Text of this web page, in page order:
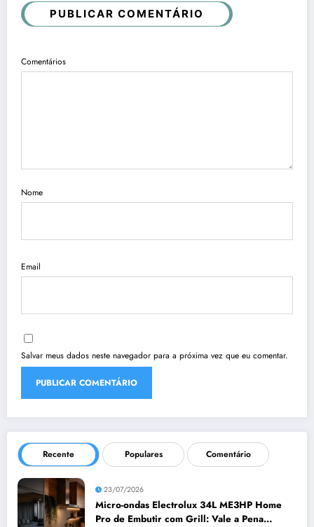
PUBLICAR COMENTÁRIO
Comentários
Nome
Email
Salvar meus dados neste navegador para a próxima vez que eu comentar.
Recente Populares Comentário
23/07/2026
Micro-ondas Electrolux 34L ME3HP Home
Pro de Embutir com Grill: Vale a Pena